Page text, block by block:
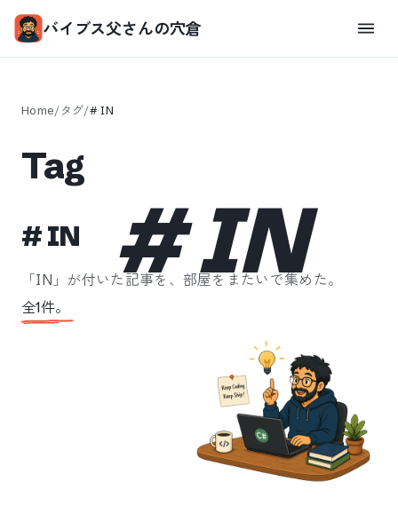
バイブス父さんの穴倉
Home/タグ/#IN
#IN
Tag
#IN
「IN 」が付いた記事を、部屋をまたいで集めた。
全1件。